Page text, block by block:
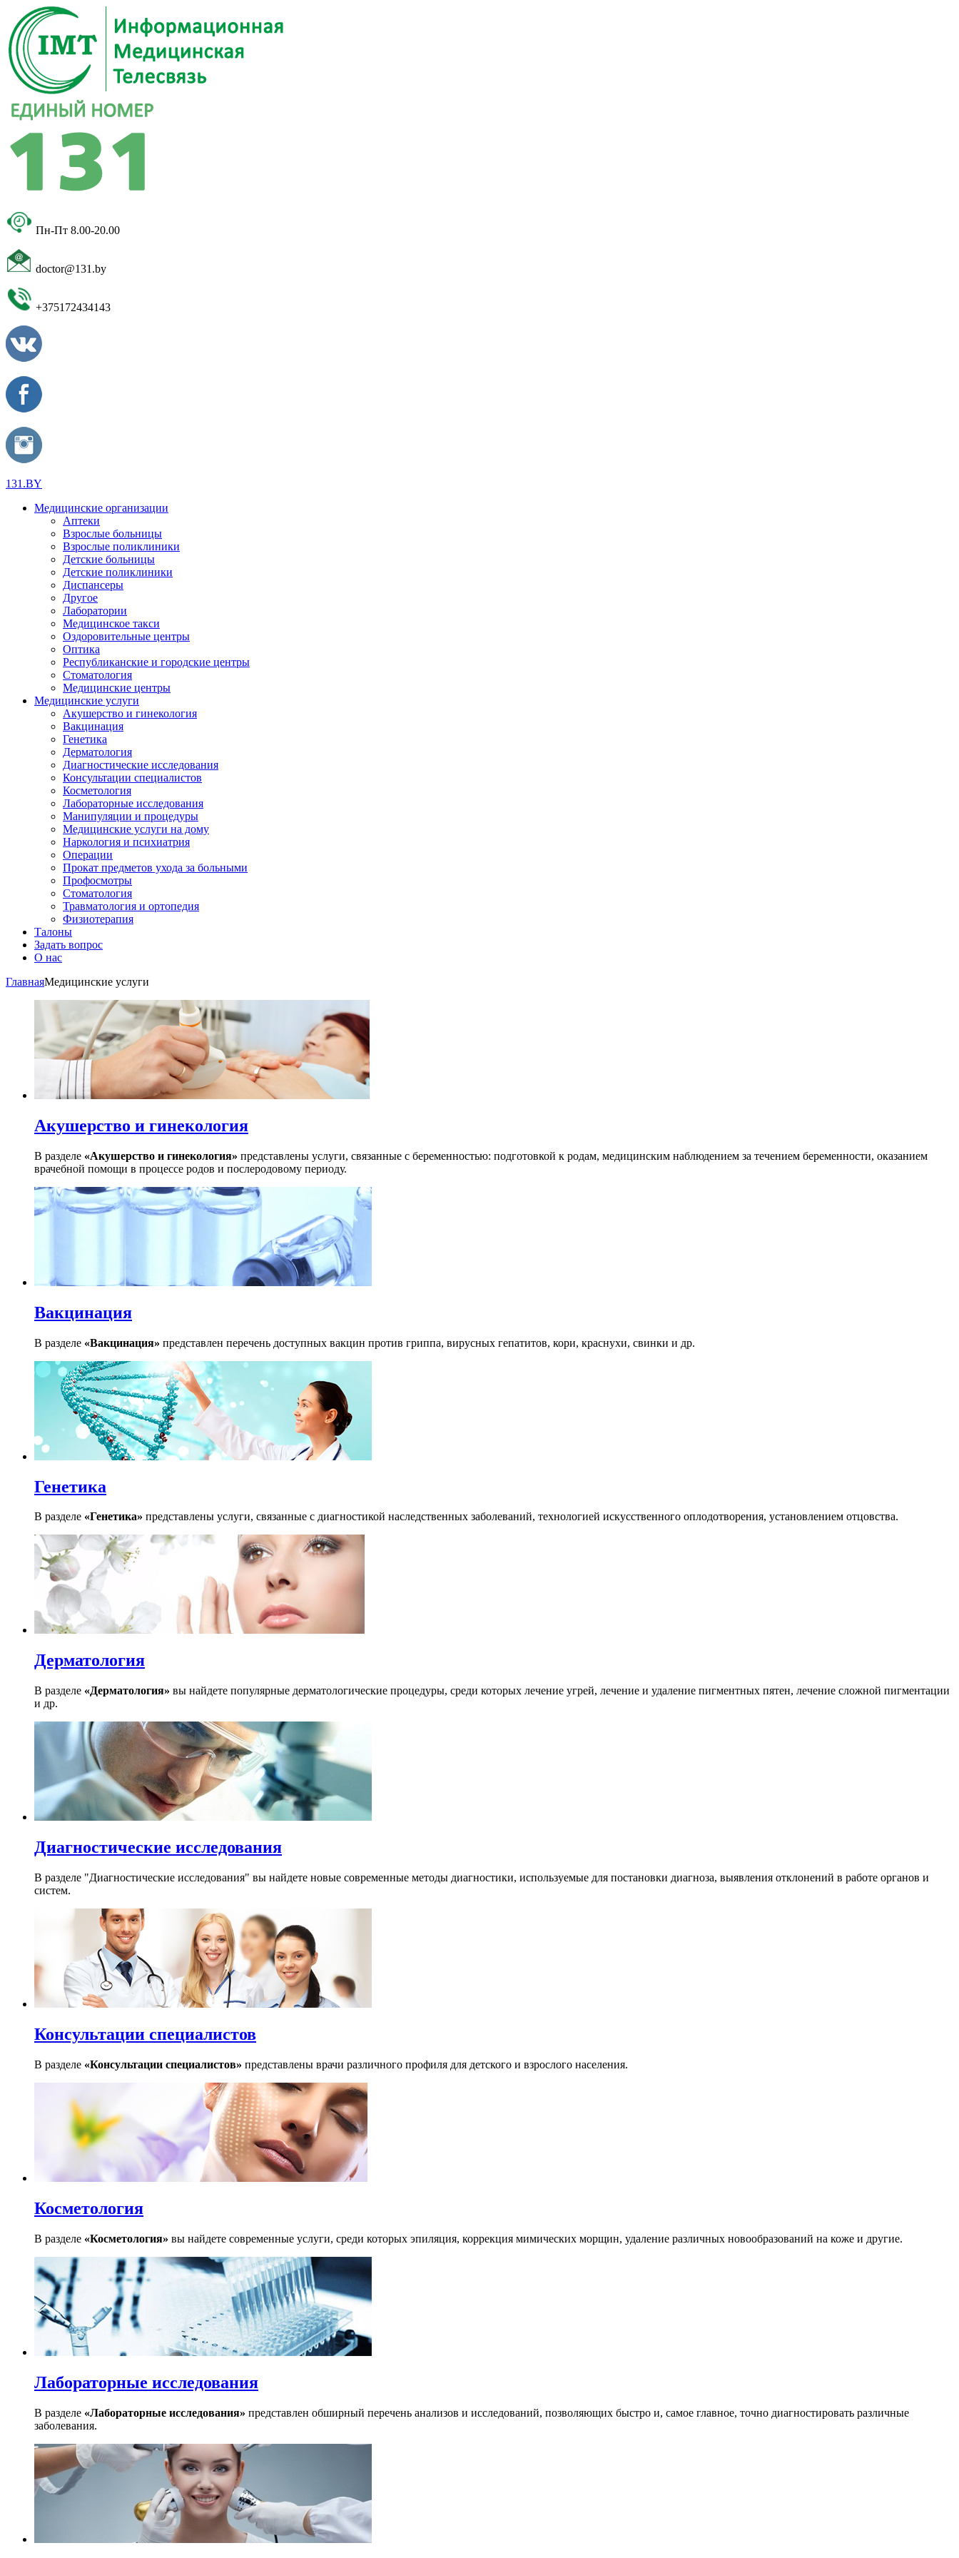
Пн-Пт 8.00-20.00
doctor@131.by
+375172434143
131.BY
Медицинские организации
Аптеки
Взрослые больницы
Взрослые поликлиники
Детские больницы
Детские поликлиники
Диспансеры
Другое
Лаборатории
Медицинское такси
Оздоровительные центры
Оптика
Республиканские и городские центры
Стоматология
Медицинские центры
Медицинские услуги
Акушерство и гинекология
Вакцинация
Генетика
Дерматология
Диагностические исследования
Консультации специалистов
Косметология
Лабораторные исследования
Манипуляции и процедуры
Медицинские услуги на дому
Наркология и психиатрия
Операции
Прокат предметов ухода за больными
Профосмотры
Стоматология
Травматология и ортопедия
Физиотерапия
Талоны
Задать вопрос
О нас
ГлавнаяМедицинские услуги
Акушерство и гинекология
В разделе «Акушерство и гинекология» представлены услуги, связанные с беременностью: подготовкой к родам, медицинским наблюдением за течением беременности, оказанием
врачебной помощи в процессе родов и послеродовому периоду.
Вакцинация
В разделе «Вакцинация» представлен перечень доступных вакцин против гриппа, вирусных гепатитов, кори, краснухи, свинки и др.
Генетика
В разделе «Генетика» представлены услуги, связанные с диагностикой наследственных заболеваний, технологией искусственного оплодотворения, установлением отцовства.
Дерматология
В разделе «Дерматология» вы найдете популярные дерматологические процедуры, среди которых лечение угрей, лечение и удаление пигментных пятен, лечение сложной пигментации
и др.
Диагностические исследования
В разделе "Диагностические исследования" вы найдете новые современные методы диагностики, используемые для постановки диагноза, выявления отклонений в работе органов и
систем.
Консультации специалистов
В разделе «Консультации специалистов» представлены врачи различного профиля для детского и взрослого населения.
Косметология
В разделе «Косметология» вы найдете современные услуги, среди которых эпиляция, коррекция мимических морщин, удаление различных новообразований на коже и другие.
Лабораторные исследования
В разделе «Лабораторные исследования» представлен обширный перечень анализов и исследований, позволяющих быстро и, самое главное, точно диагностировать различные
заболевания.